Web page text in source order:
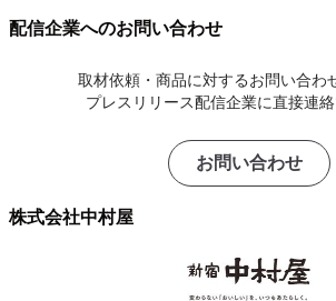
配信企業へのお問い合わせ
取材依頼・商品に対するお問い合わ
プレスリリース配信企業に直接連絡
お問い合わせ
株式会社中村屋